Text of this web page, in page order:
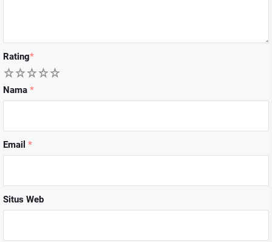
Rating*
5
4
3
2
Nama *
Email *
Situs Web